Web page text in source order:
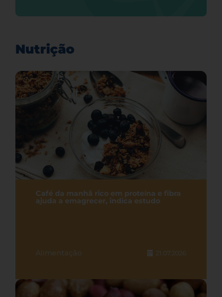
Nutrição
Café da manhã rico em proteína e fibra
ajuda a emagrecer, indica estudo
Alimentação 21.07.2026